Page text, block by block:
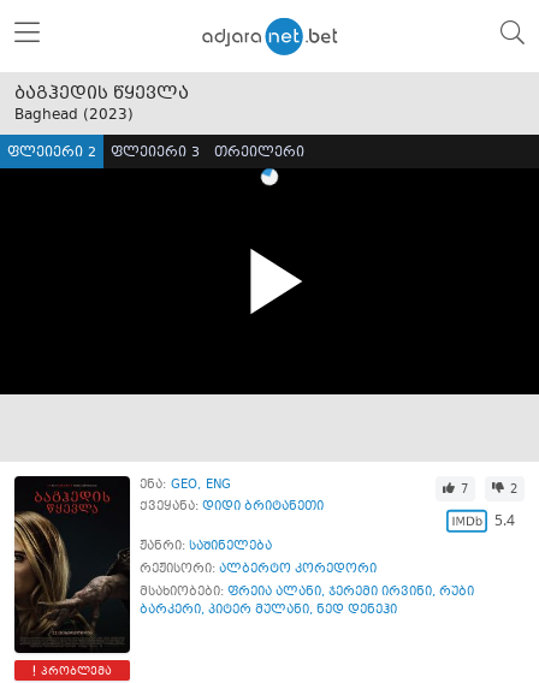
ბაგჰედის წყევლა
Baghead (2023)
ფლეიერი 2 ფლეიერი 3 თრეილერი
პრობლემა
ენა: GEO ENG
ქვეყანა: დიდი ბრიტანეთი
7 2
5.4
ჟანრი: საშინელება
რეჟისორი: ალბერტო კორედორი
მსახიობები: ფრეია ალანი, ჯერემი ირვინი, რუბი
ბარკერი, პიტერ მულანი, ნედ დენეჰი